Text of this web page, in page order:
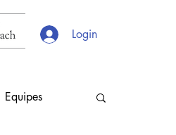
Login
Equipes